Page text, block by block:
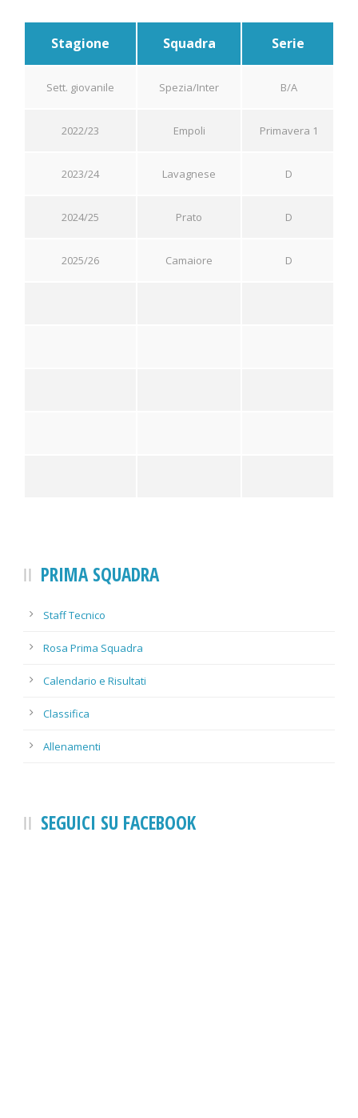
Stagione Squadra Serie
Sett. giovanile Spezia/Inter B/A
2022/23 Empoli Primavera 1
2023/24 Lavagnese D
2024/25 Prato D
2025/26 Camaiore D
PRIMA SQUADRA
Staff Tecnico
Rosa Prima Squadra
Calendario e Risultati
Classifica
Allenamenti
SEGUICI SU FACEBOOK